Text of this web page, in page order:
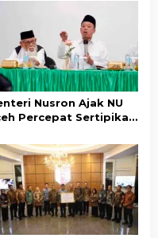
Nusron Ajak NU
Percepat Sertipikasi
Hukum Aset